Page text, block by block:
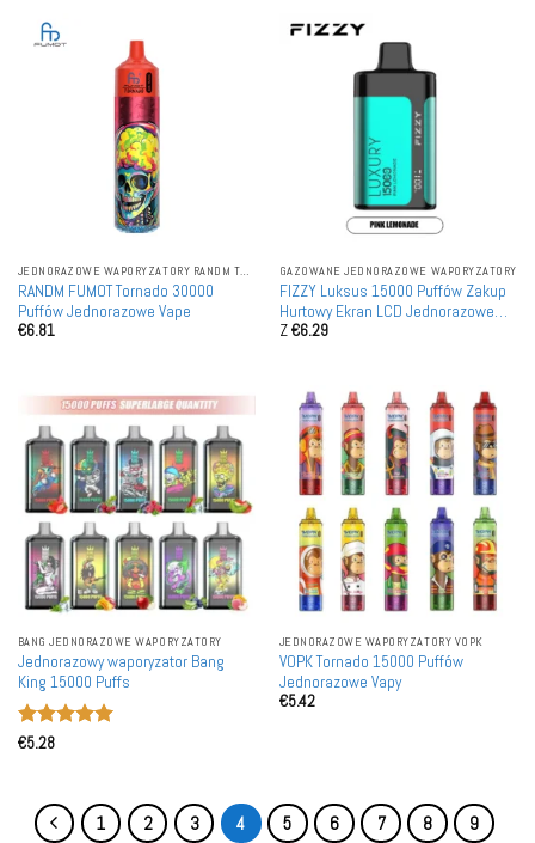
JEDNORAZOWE WAPORYZATORY RANDM TORNADO
RANDM FUMOT Tornado 30000
Puffów Jednorazowe Vape
€6.81
GAZOWANE JEDNORAZOWE WAPORYZATORY
FIZZY Luksus 15000 Puffów Zakup
Hurtowy Ekran LCD Jednorazowe
Vape'a naładowane akumulatorem
Z€6.29
BANG JEDNORAZOWE WAPORYZATORY
Jednorazowy waporyzator Bang
King 15000 Puffs
Oceniono
€5.28
JEDNORAZOWE WAPORYZATORY VOPK
VOPK Tornado 15000 Puffów
Jednorazowe Vapy
€5.42
1 2 3 4 5 6 7 8
9